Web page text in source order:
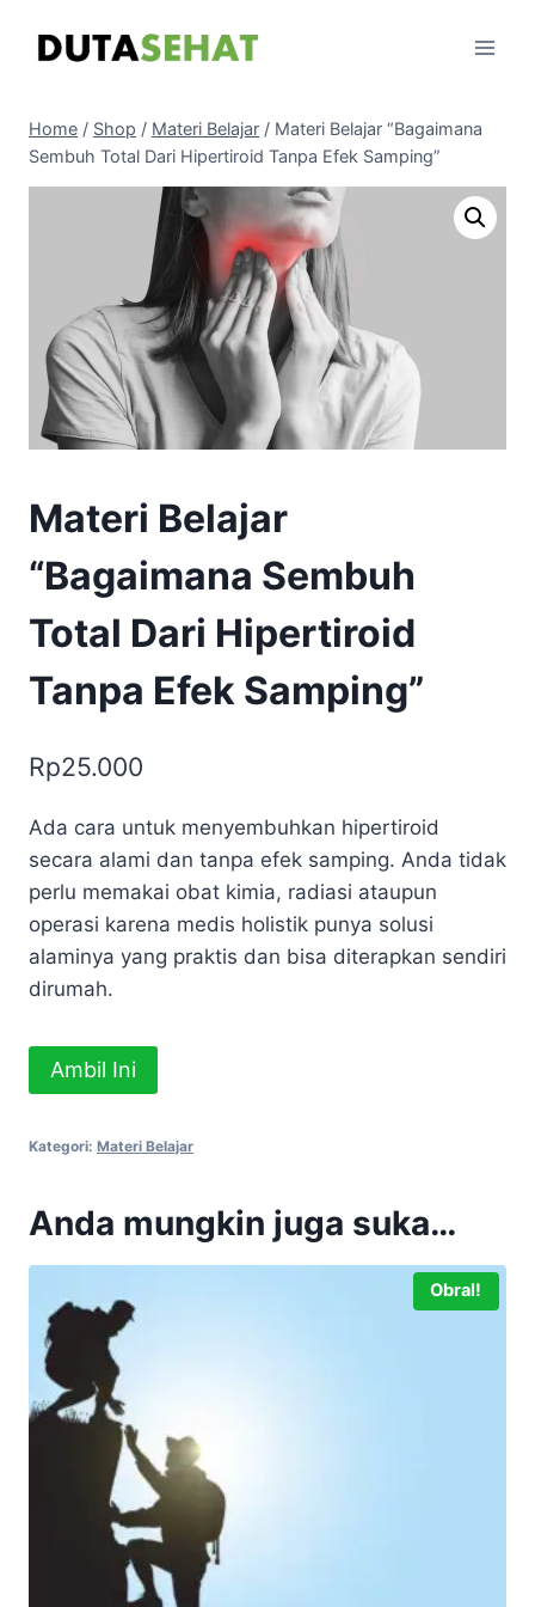
Home / Shop / Materi Belajar / Materi Belajar “Bagaimana
Sembuh Total Dari Hipertiroid Tanpa Efek Samping”
Materi Belajar
“Bagaimana Sembuh
Total Dari Hipertiroid
Tanpa Efek Samping”
Rp25.000
Ada cara untuk menyembuhkan hipertiroid
secara alami dan tanpa efek samping. Anda tidak
perlu memakai obat kimia, radiasi ataupun
operasi karena medis holistik punya solusi
alaminya yang praktis dan bisa diterapkan sendiri
dirumah.
Kuantitas
Materi
"Bagaimana
Total
Tanpa
Efek
Samping"
Ambil Ini
Kategori: Materi Belajar
Anda mungkin juga suka…
Obral!